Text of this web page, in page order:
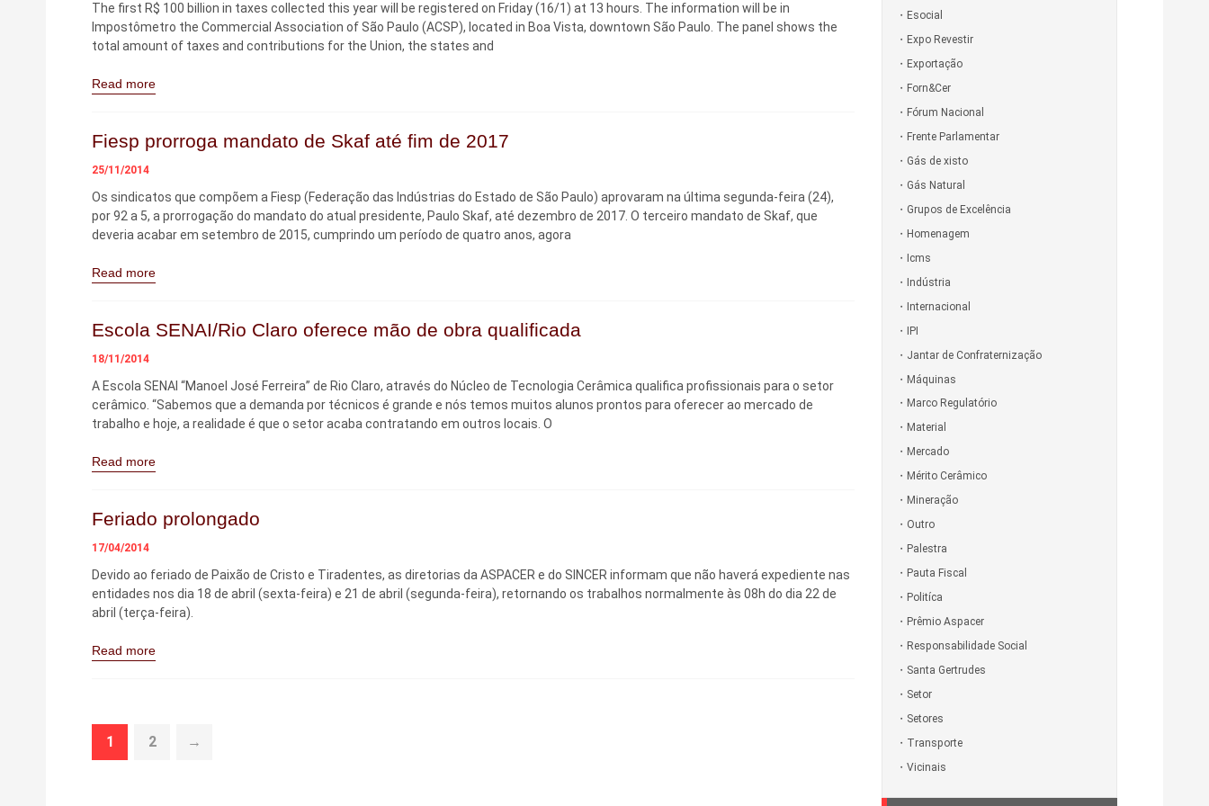
The first R$ 100 billion in taxes collected this year will be registered on Friday (16/1) at 13 hours. The information will be in
Impostômetro the Commercial Association of São Paulo (ACSP), located in Boa Vista, downtown São Paulo. The panel shows the
total amount of taxes and contributions for the Union, the states and
Read more
Fiesp prorroga mandato de Skaf até fim de 2017
25/11/2014
Os sindicatos que compõem a Fiesp (Federação das Indústrias do Estado de São Paulo) aprovaram na última segunda-feira (24),
por 92 a 5, a prorrogação do mandato do atual presidente, Paulo Skaf, até dezembro de 2017. O terceiro mandato de Skaf, que
deveria acabar em setembro de 2015, cumprindo um período de quatro anos, agora
Read more
Escola SENAI/Rio Claro oferece mão de obra qualificada
18/11/2014
A Escola SENAI “Manoel José Ferreira” de Rio Claro, através do Núcleo de Tecnologia Cerâmica qualiﬁca proﬁssionais para o setor
cerâmico. “Sabemos que a demanda por técnicos é grande e nós temos muitos alunos prontos para oferecer ao mercado de
trabalho e hoje, a realidade é que o setor acaba contratando em outros locais. O
Read more
Feriado prolongado
17/04/2014
Devido ao feriado de Paixão de Cristo e Tiradentes, as diretorias da ASPACER e do SINCER informam que não haverá expediente nas
entidades nos dia 18 de abril (sexta-feira) e 21 de abril (segunda-feira), retornando os trabalhos normalmente às 08h do dia 22 de
abril (terça-feira).
Read more
1 2 →
Esocial
Expo Revestir
Exportação
Forn&Cer
Fórum Nacional
Frente Parlamentar
Gás de xisto
Gás Natural
Grupos de Excelência
Homenagem
Icms
Indústria
Internacional
IPI
Jantar de Confraternização
Máquinas
Marco Regulatório
Material
Mercado
Mérito Cerâmico
Mineração
Outro
Palestra
Pauta Fiscal
Politíca
Prêmio Aspacer
Responsabilidade Social
Santa Gertrudes
Setor
Setores
Transporte
Vicinais